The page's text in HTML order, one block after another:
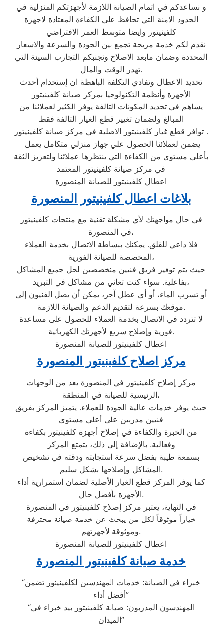
و نساعدكم في اتمام الصيانة اللازمة لأجهزتكم المنزلية في
الحدود الامنة التي تحافظ علي الكفاءة المعتادة لاجهزة
كلفينيتور وايضا متوسط العمر الافتراضي
نقدم لكم خدمة مريحة تجمع بين الجودة والسرعة والاسعار
المحددة وضمان مابعد الاصلاح ونجنبكم التجارب السيئة التي
تهدر الوقت والمال.
تحديد الاعطال وتفادي التكلفة الباهظة ان إستخدام أحدث
الأجهزة وأنظمة التكنولوجيا بمركز صيانة كلفينيتور
يساهم في تحديد المكونات التالفة يوفر الكثير لعملائنا من
المبالغ ولضمان تغيير قطع الغيار التالفة فقط
توافر قطع غيار كلفينيتور الاصلية في مركز صيانة كلفينيتور .
بأعلى مستوى من الكفاءة التي ينتظرها عملائنا ولتعزيز الثقة
في مركز صيانة كلفينيتور المعتمد
اعطال كلفينيتور للصيانة المنصورة
بلاغات اعطال كلفينيتور المنصورة
في حال مواجهتك لأي مشكلة تقنية مع منتجات كلفينيتور
في المنصورة،
فلا داعي للقلق. يمكنك ببساطة الاتصال بخدمة العملاء
المخصصة للصيانة الفورية،
حيث يتم توفير فريق فنيين متخصصين لحل جميع المشاكل
بفاعلية. سواء كنت تعاني من مشاكل في التبريد،
أو تسرب الماء، أو أي عطل آخر، يمكن أن يصل الفنيون إلى
موقعك بسرعة لتقديم الدعم والصيانة اللازمة.
لا تتردد في الاتصال بخدمة العملاء للحصول على مساعدة
فورية وإصلاح سريع لأجهزتك الكهربائية.
اعطال كلفينيتور للصيانة المنصورة
مركز اصلاح كلفينيتور المنصورة
مركز إصلاح كلفينيتور في المنصورة يعد من الوجهات
الرئيسية للصيانة في المنطقة،
حيث يوفر خدمات عالية الجودة للعملاء. يتميز المركز بفريق
فنيين مدربين على أعلى مستوى
من الخبرة والكفاءة في إصلاح أجهزة كلفينيتور بكفاءة
وفعالية. بالإضافة إلى ذلك، يتمتع المركز
بسمعة طيبة بفضل سرعة استجابته ودقته في تشخيص
المشاكل وإصلاحها بشكل سليم.
كما يوفر المركز قطع الغيار الأصلية لضمان استمرارية أداء
الأجهزة بأفضل حال.
في النهاية، يعتبر مركز إصلاح كلفينيتور في المنصورة
خياراً موثوقاً لكل من يبحث عن خدمة صيانة محترفة
وموثوقة لأجهزتهم.
اعطال كلفينيتور للصيانة المنصورة
خدمة صيانة كلفينيتور المنصورة
“خبراء في الصيانة: خدمات المهندسين لكلفينيتور تضمن
أفضل أداء”
“المهندسون المدربون: صيانة كلفينيتور بيد خبراء في
الميدان”